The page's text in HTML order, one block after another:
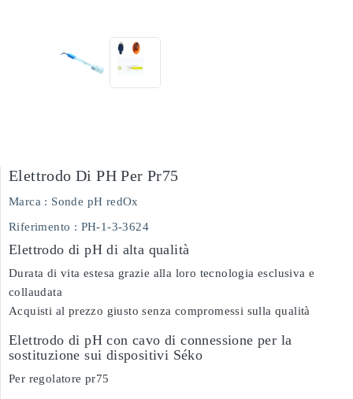
Elettrodo Di PH Per Pr75
Marca : Sonde pH redOx
Riferimento : PH-1-3-3624
Elettrodo di pH di alta qualità
Durata di vita estesa grazie alla loro tecnologia esclusiva e
collaudata
Acquisti al prezzo giusto senza compromessi sulla qualità
Elettrodo di pH con cavo di connessione per la
sostituzione sui dispositivi Séko
Per regolatore pr75